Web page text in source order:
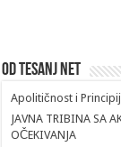
Od Tesanj Net
Apolitičnost i
JAVNA TRIBINA SA
OČEKIVANJA